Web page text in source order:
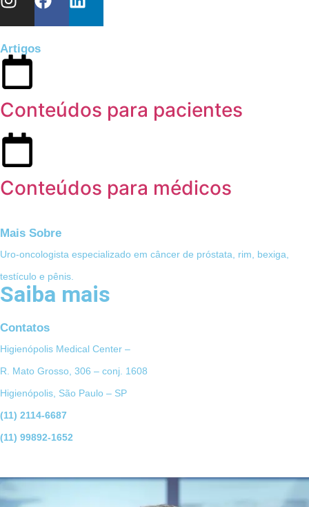
Artigos
Conteúdos para pacientes
Conteúdos para médicos
Mais Sobre
Uro-oncologista especializado em câncer de próstata, rim, bexiga,
testículo e pênis.
Saiba mais
Contatos
Higienópolis Medical Center –
R. Mato Grosso, 306 – conj. 1608
Higienópolis, São Paulo – SP
(11) 2114-6687
(11) 99892-1652